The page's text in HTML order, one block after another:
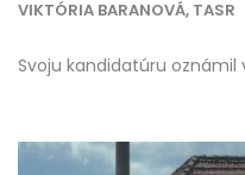
VIKTÓRIA BARANOVÁ, TASR
Svoju kandidatúru oznámil